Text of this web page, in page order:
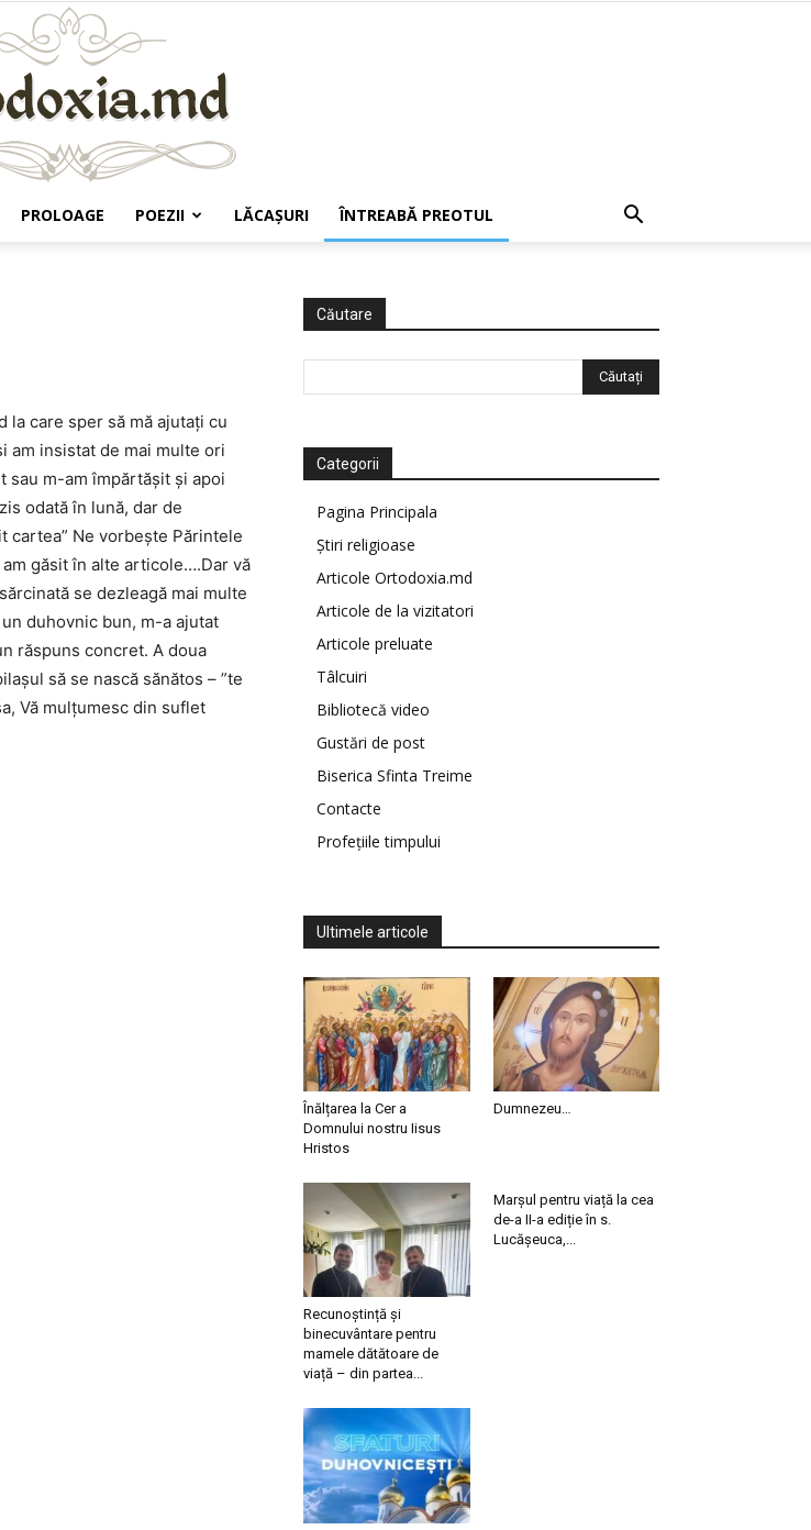
PROLOAGE POEZII LĂCAŞURI ÎNTREABĂ PREOTUL
la care sper să mă ajutaţi cu
am insistat de mai multe ori
sau m-am împărtăşit şi apoi
odată în lună, dar de
Ne vorbeşte Părintele
găsit în alte articole….Dar vă
se dezleagă mai multe
duhovnic bun, m-a ajutat
răspuns concret. A doua
să se nască sănătos – ”te
Vă mulţumesc din suflet
Căutare
Categorii
Pagina Principala
Știri religioase
Articole Ortodoxia.md
Articole de la vizitatori
Articole preluate
Tâlcuiri
Bibliotecă video
Gustări de post
Biserica Sfinta Treime
Contacte
Profețiile timpului
Ultimele articole
Înălțarea la Cer a
Domnului nostru Iisus
Hristos
Dumnezeu…
Recunoștință și
binecuvântare pentru
mamele dătătoare de
viață – din partea...
Marșul pentru viață la cea
de-a II-a ediție în s.
Lucășeuca,...